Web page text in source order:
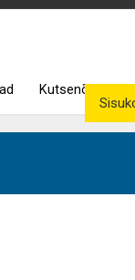
Kutsenõukogud